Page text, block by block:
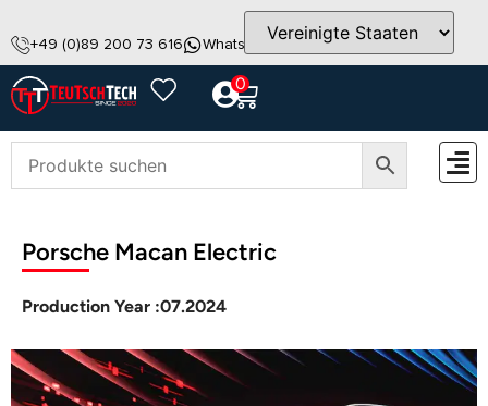
+49 (0)89 200 73 616 WhatsApp info@teutschtech.com
0
Porsche Macan Electric
Production Year :07.2024